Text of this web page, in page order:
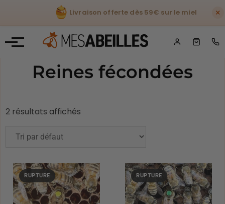
Livraison offerte dès 59€ sur le miel ×
Reines fécondées
2 résultats affichés